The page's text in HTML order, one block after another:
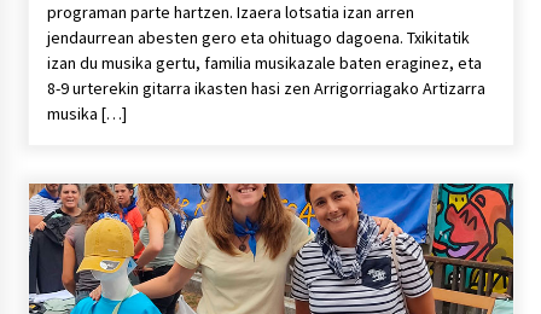
programan parte hartzen. Izaera lotsatia izan arren
jendaurrean abesten gero eta ohituago dagoena. Txikitatik
izan du musika gertu, familia musikazale baten eraginez, eta
8-9 urterekin gitarra ikasten hasi zen Arrigorriagako Artizarra
musika […]